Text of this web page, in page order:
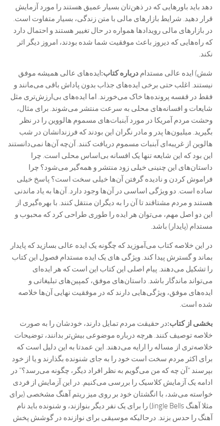
دهد باید باورهایی که در ذهن‌تان بسیار عمیق هستند را مورد آزمایش
قرار دهید. شرایط بازارهای مالی با متن زندگی، بسیار متفاوت است.
در بازارهای مالی رویدادها همواره در حال تغییر هستند و احتمال دارد
که راه‌هایی که دیروز باعث موفقیت شما شده بودند، امروز دیگر اثر
نکند.
شش) ایده عالی مستدام درباره کتاب:ایده‌های عالی همیشه موفق
نیستند. اغلب حتی برخی ایده‌های جذاب بدون پاداش باقی می‌مانند و
فقط در قفسه پرونده‌ها خاک می‌خورند. اما ایده‌های بی‌ارزش‌تری مثل
شایعات و افسانه‌های محلی به سرعت منتشر می‌شوند. برای مثال،
وحشت مردم آمریکا در مورد آبنبات‌های مسموم هالووین را در نظر
بگیرید. میلیون‌ها پدر و مادر نگران این بودند که فرزندانشان در شب
هالوین از غریبه‌ای آبنبات مسموم دریافت کنند. آن‌چه آن‌ها نمی‌دانستند
این بود که این شایعه تنها یک افسانه بی‌اساس محلی است. چرا
داستان‌های این چنینی خیلی زود منتشر و همه‌گیر می‌شود؟ چرا
فراموش کردن و نادیده گرفتن آن‌ها خیلی سخت است؟ پاسخ خیلی
ساده است. دو ویژگی اساسی در آن‌ها وجود دارد. آن‌ها به یاد ماندنی
هستند و مردم مشتاقند تا آن را به دیگران منتقل کنند. با بهره‌گیری از
این دو اصل مهم، می‌توان هر ایده را طوری طراحی کرد که محبوب و
مستدام (پایدار) باشد.
در این خلاصه کتاب می‌آموزید که چگونه یک ایده عالی بسازید که پایدار
بماند و گسترش پیدا کند. ویژگی های یک ایده مستدام فصول این کتاب
را تشکیل می‌دهند. پیام اصلی این کتاب این است که هر ایده‌ای
می‌تواند ماندگار باشد. داستان‌های موفق، کمپین‌های تبلیغاتی و
ایده‌های موفق، ویژگی‌هایی دارند که در موفقیت نهایی آن‌ها خلاصه
شده است.
بخشی از کتاب:در حقیقت مردم تمایل دارند، خودشان را به صورت
خلاصه توصیف کنند. هرچه درباره موضوعی بیش‌تر بدانند، توضیحات
خلاصه‌تری از مساله را ارايه می‌دهند. این عمدتا به این دلیل است که
برای اکثر مردم سخت است خود را به جای شنونده بگذارند و یا از خود
بپرسند “آن چه که من می‌گویم به نظر افراد دیگر، چگونه می‌رسد؟” در
ادامه یک آزمایش کلاسیک را بررسی می‌کنیم. در این آزمایش از فردی
خواسته می‌شد، با انگشتان خود بر روی میز ریتم آهنگ مشخصی (برای
مثلا آهنگ Jingle Bells) را برای یک نفر دیگر بنوازند، و شنونده باید نام
آهنگ را حدس بزند. درحالیکه موسیقی برای نوازنده در گوشش پخش